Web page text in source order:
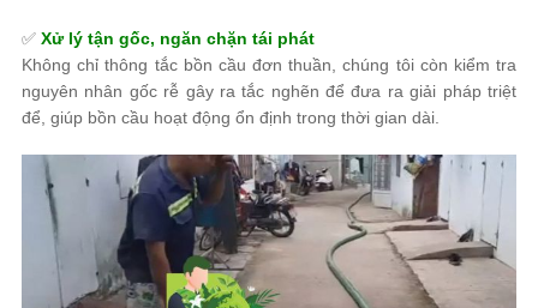
✅ Xử lý tận gốc, ngăn chặn tái phát
Không chỉ thông tắc bồn cầu đơn thuần, chúng tôi còn kiểm tra
nguyên nhân gốc rễ gây ra tắc nghẽn đểđưa ra giải pháp triệt
để , giúp bồn cầu hoạt động ổn định trong thời gian dài.